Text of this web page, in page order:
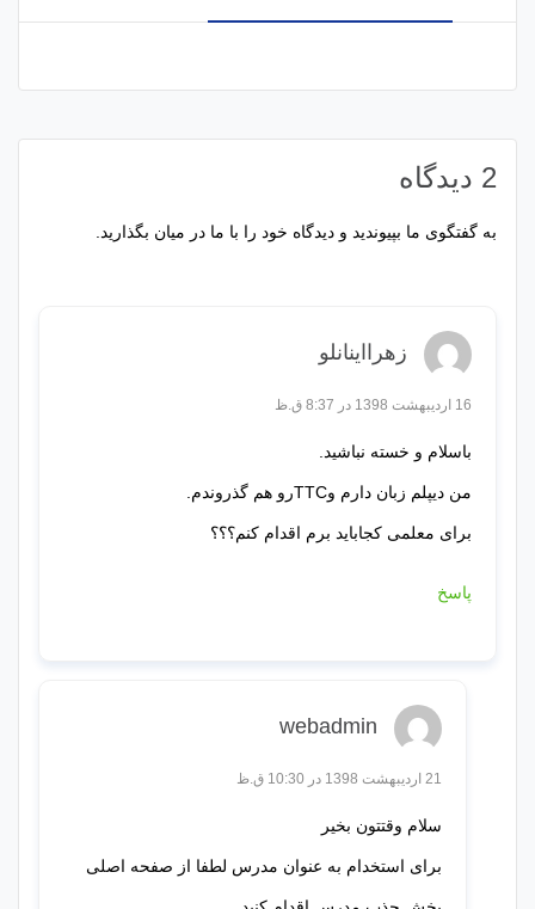
2 دیدگاه
به گفتگوی ما بپیوندید و دیدگاه خود را با ما در میان بگذارید.
زهرااینانلو
16 اردیبهشت 1398 در 8:37 ق.ظ
باسلام و خسته نباشید.
من دیپلم زبان دارم وTTCرو هم گذروندم.
برای معلمی کجاباید برم اقدام کنم؟؟؟
پاسخ
webadmin
21 اردیبهشت 1398 در 10:30 ق.ظ
سلام وقتتون بخیر
برای استخدام به عنوان مدرس لطفا از صفحه اصلی